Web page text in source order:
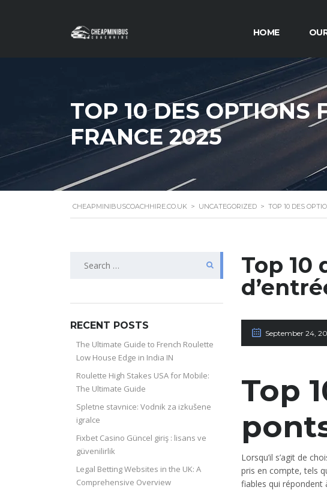
HOME
TOP 10 DES OPTIONS
FRANCE 2025
CHEAPMINIBUSCOACHHIRE.CO.UK > UNCATEGORIZED > TOP 10 DES
Top 10
September 24,
Top
Lorsqu’il s’agit de
pris en compte, tels
fiables qui répondent
RECENT POSTS
The Ultimate Guide to French Roulette
Low House Edge in India IN
Roulette High Stakes USA for Mobile:
The Ultimate Guide
Spletne stavnice: Vodnik za izkušene
igralce
Fixbet Casino Güncel giriş : lisans ve
güvenilirlik
Legal Betting Websites in the UK: A
Comprehensive Overview